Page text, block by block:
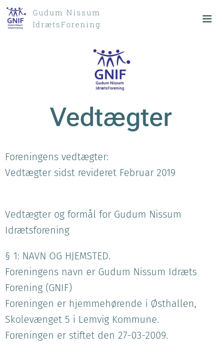
Gudum Nissum
IdrætsForening
Vedtægter
Foreningens vedtægter:
Vedtægter sidst revideret Februar 2019
Vedtægter og formål for Gudum Nissum
Idrætsforening
§ 1: NAVN OG HJEMSTED.
Foreningens navn er Gudum Nissum Idræts
Forening (GNIF)
Foreningen er hjemmehørende i Østhallen,
Skolevænget 5 i Lemvig Kommune.
Foreningen er stiftet den 27-03-2009.